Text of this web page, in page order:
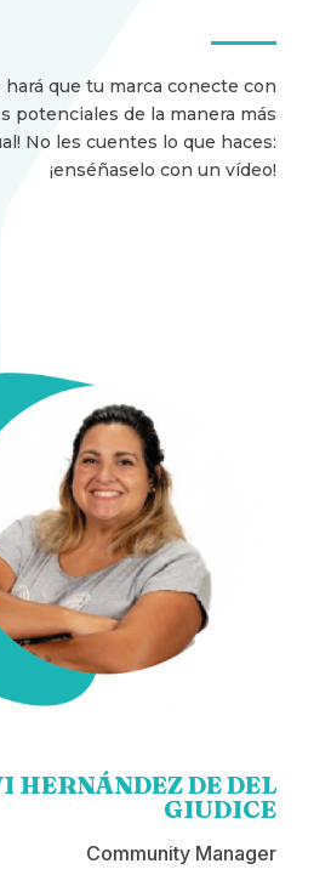
hará que tu marca conecte con
potenciales de la manera más
No les cuentes lo que haces:
¡enséñaselo con un vídeo!
HERNÁNDEZ DE DEL
GIUDICE
Community Manager